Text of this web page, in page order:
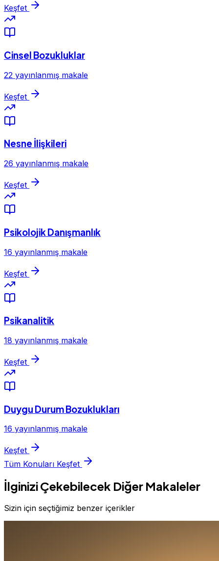
Keşfet
Cinsel Bozukluklar
22 yayınlanmış makale
Keşfet
Nesne İlişkileri
26 yayınlanmış makale
Keşfet
Psikolojik Danışmanlık
16 yayınlanmış makale
Keşfet
Psikanalitik
18 yayınlanmış makale
Keşfet
Duygu Durum Bozuklukları
16 yayınlanmış makale
Keşfet
Tüm Konuları Keşfet
İlginizi Çekebilecek Diğer Makaleler
Sizin için seçtiğimiz benzer içerikler